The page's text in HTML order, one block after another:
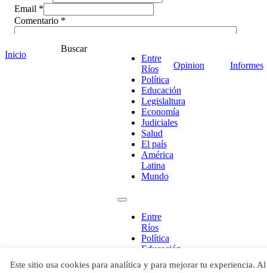
Este sitio usa cookies para analítica y para mejorar tu experiencia. Al
Email *
Comentario *
Inicio
Buscar
Entre
Ríos
Política
Educación
Legislaltura
Economía
Judiciales
Salud
El país
América
Latina
Mundo
Entre
Ríos
Política
Educación
Legislaltura
Economía
Opinion Informes
¡Ponete en contacto!
Escribe aquí abajo lo que desees buscar
Buscar
Buscar